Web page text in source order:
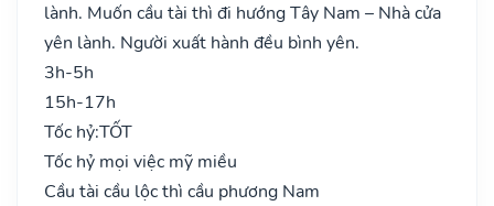
lành. Muốn cầu tài thì đi hướng Tây Nam – Nhà cửa
yên lành. Người xuất hành đều bình yên.
3h-5h
15h-17h
Tốc hỷ:TỐT
Tốc hỷ mọi việc mỹ miều
Cầu tài cầu lộc thì cầu phương Nam